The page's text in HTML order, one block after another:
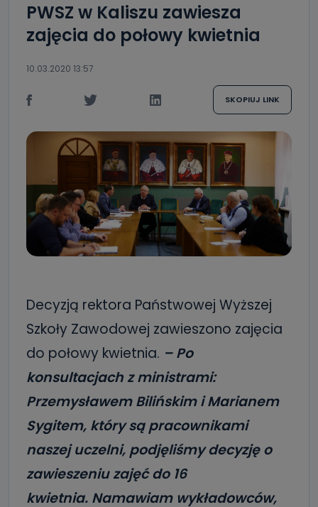
PWSZ w Kaliszu zawiesza
zajęcia do połowy kwietnia
10.03.2020 13:57
SKOPIUJ LINK
Decyzją rektora Państwowej Wyższej
Szkoły Zawodowej zawieszono zajęcia
do połowy kwietnia. – Po
konsultacjach z ministrami:
Przemysławem Bilińskim i Marianem
Sygitem, który są pracownikami
naszej uczelni, podjęliśmy decyzję o
zawieszeniu zajęć do 16
kwietnia. Namawiam wykładowców,